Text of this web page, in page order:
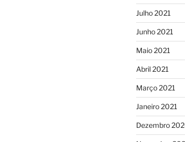
Julho 2021
Junho 2021
Maio 2021
Abril 2021
Março 2021
Janeiro 2021
Dezembro